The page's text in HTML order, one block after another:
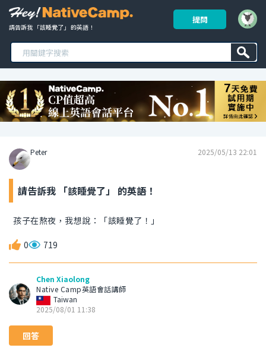
請告訴我 「該睡覺了」 的英語！
提問
Peter 2025/05/13 22:01
請告訴我 「該睡覺了」 的英語！
孩子在熬夜，我想說：「該睡覺了！」
0 719
Chen Xiaolong
Native Camp英語會話講師
Taiwan
2025/08/01 11:38
回答